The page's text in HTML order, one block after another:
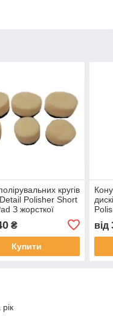
кругів
Polisher Short
З жорсткої
₴
Купити
від